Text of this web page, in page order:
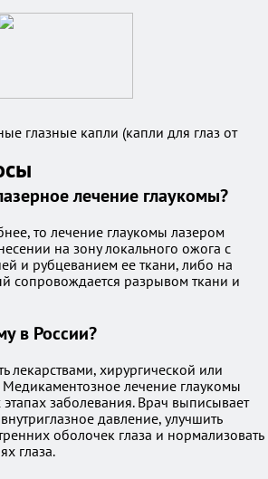
глазные капли (капли для глаз от
лечение глаукомы?
то лечение глаукомы лазером
на зону локального ожога с
и рубцеванием ее ткани, либо на
сопровождается разрывом ткани и
в России?
лекарствами, хирургической или
лечение глаукомы
заболевания. Врач выписывает
давление, улучшить
оболочек глаза и нормализовать
глаза.